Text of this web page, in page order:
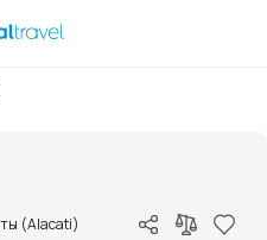
(Alacati)